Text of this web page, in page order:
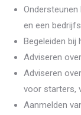
en een
Begeleiden bij
Adviseren
Adviseren
voor starters,
Aanmelden